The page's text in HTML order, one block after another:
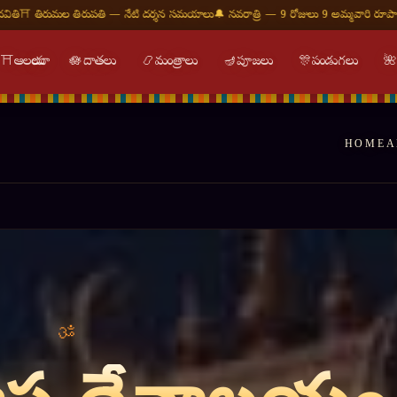
నేటి దర్శన సమయాలు🔔 నవరాత్రి — 9 రోజులు 9 అమ్మవారి రూపాలు 🕉 ఓం నమః శివాయ —
⛩ఆలయాలు 🪷దాతలు 📿మంత్రాలు 🪔పూజలు 🎊పండుగలు 🌺
HOME
शान्तिः शान्तिः ॥